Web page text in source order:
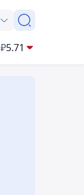
₽5.71